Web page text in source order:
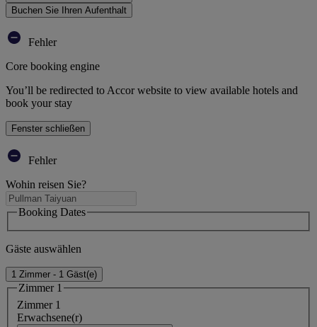
Buchen Sie Ihren Aufenthalt
Fehler
Core booking engine
You’ll be redirected to Accor website to view available hotels and
book your stay
Fenster schließen
Fehler
Wohin reisen Sie?
Booking Dates
Gäste auswählen
1 Zimmer - 1 Gäst(e)
Zimmer 1
Zimmer 1
Erwachsene(r)